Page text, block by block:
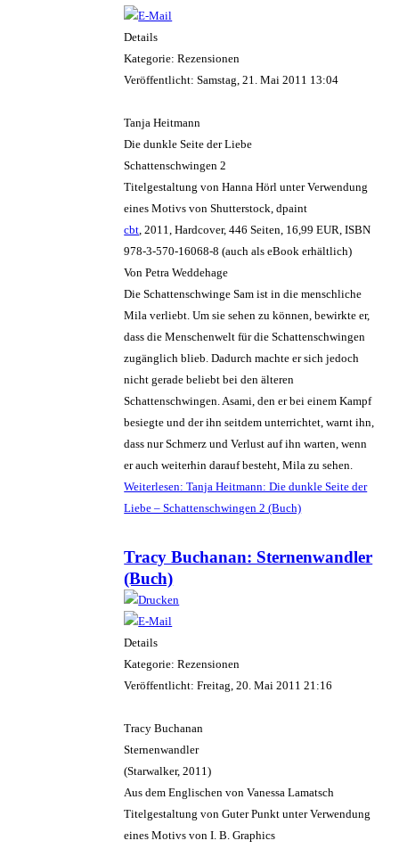
Details
Kategorie: Rezensionen
Veröffentlicht: Samstag, 21. Mai 2011 13:04
Tanja Heitmann
Die dunkle Seite der Liebe
Schattenschwingen 2
Titelgestaltung von Hanna Hörl unter Verwendung
eines Motivs von Shutterstock, dpaint
cbt , 2011, Hardcover, 446 Seiten, 16,99 EUR, ISBN
978-3-570-16068-8 (auch als eBook erhältlich)
Von Petra Weddehage
Die Schattenschwinge Sam ist in die menschliche
Mila verliebt. Um sie sehen zu können, bewirkte er,
dass die Menschenwelt für die Schattenschwingen
zugänglich blieb. Dadurch machte er sich jedoch
nicht gerade beliebt bei den älteren
Schattenschwingen. Asami, den er bei einem Kampf
besiegte und der ihn seitdem unterrichtet, warnt ihn,
dass nur Schmerz und Verlust auf ihn warten, wenn
er auch weiterhin darauf besteht, Mila zu sehen.
Weiterlesen: Tanja Heitmann: Die dunkle Seite der
Liebe – Schattenschwingen 2 (Buch)
Tracy Buchanan: Sternenwandler
(Buch)
Details
Kategorie: Rezensionen
Veröffentlicht: Freitag, 20. Mai 2011 21:16
Tracy Buchanan
Sternenwandler
(Starwalker, 2011)
Aus dem Englischen von Vanessa Lamatsch
Titelgestaltung von Guter Punkt unter Verwendung
eines Motivs von I. B. Graphics